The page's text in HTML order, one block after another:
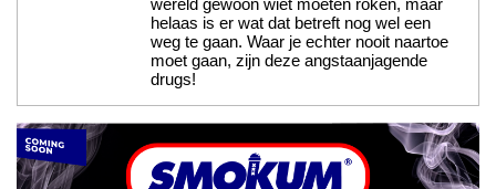
wereld gewoon wiet moeten roken, maar
helaas is er wat dat betreft nog wel een
weg te gaan. Waar je echter nooit naartoe
moet gaan, zijn deze angstaanjagende
drugs!